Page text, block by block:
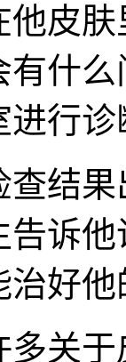
皮
什
进行
查结
告诉
治好
多关